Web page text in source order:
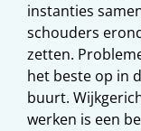
instanties
schouders
zetten.
het beste op in
buurt.
werken is een